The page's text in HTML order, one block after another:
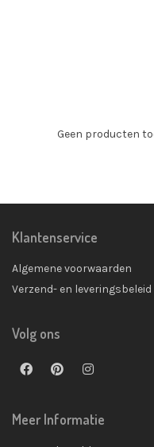
Geen producten
Klantenservice
Algemene voorwaarden
Verzend- en leveringsbeleid
Volg ons
Meer Informatie